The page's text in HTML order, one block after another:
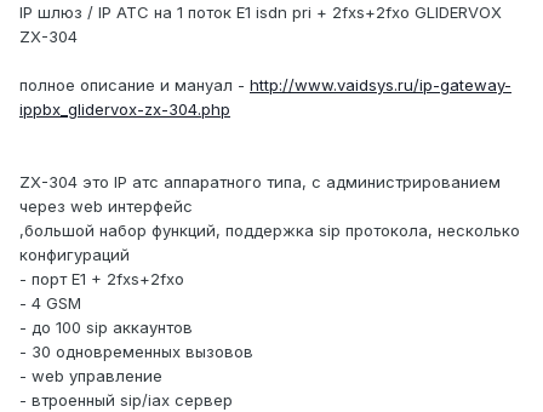
IP шлюз / IP АТС на 1 поток E1 isdn pri + 2fxs+2fxo GLIDERVOX
ZX-304
полное описание и мануал - http://www.vaidsys.ru/ip-gateway-
ippbx_glidervox-zx-304.php
ZX-304 это IP атс аппаратного типа, с администрированием
через web интерфейс
,большой набор функций, поддержка sip протокола, несколько
конфигураций
- порт E1 + 2fxs+2fxo
- 4 GSM
- до 100 sip аккаунтов
- 30 одновременных вызовов
- web управление
- втроенный sip/iax сервер